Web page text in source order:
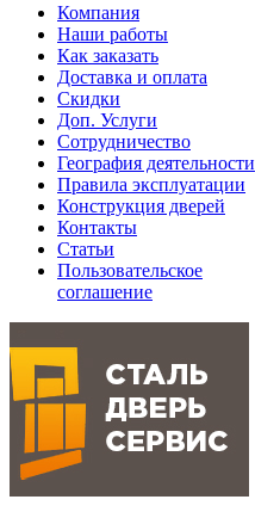
Компания
Наши работы
Как заказать
Доставка и оплата
Скидки
Доп. Услуги
Сотрудничество
География деятельности
Правила эксплуатации
Конструкция дверей
Контакты
Статьи
Пользовательское
соглашение